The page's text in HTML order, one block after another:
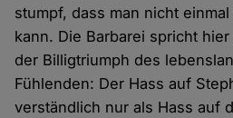
stumpf, dass man nicht
kann. Die Barbarei spricht
der Billigtriumph des
Fühlenden: Der Hass auf
verständlich nur als Hass auf